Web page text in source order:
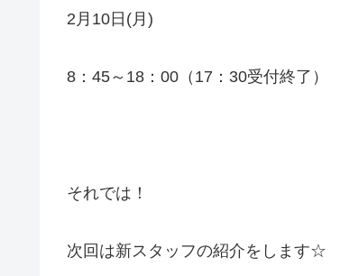
2月10日(月)
8：45～18：00（17：30受付終了）
それでは！
次回は新スタッフの紹介をします☆